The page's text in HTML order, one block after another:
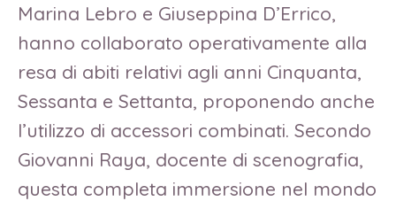
Marina Lebro e Giuseppina D’Errico,
hanno collaborato operativamente alla
resa di abiti relativi agli anni Cinquanta,
Sessanta e Settanta, proponendo anche
l’utilizzo di accessori combinati. Secondo
Giovanni Raya, docente di scenografia,
questa completa immersione nel mondo